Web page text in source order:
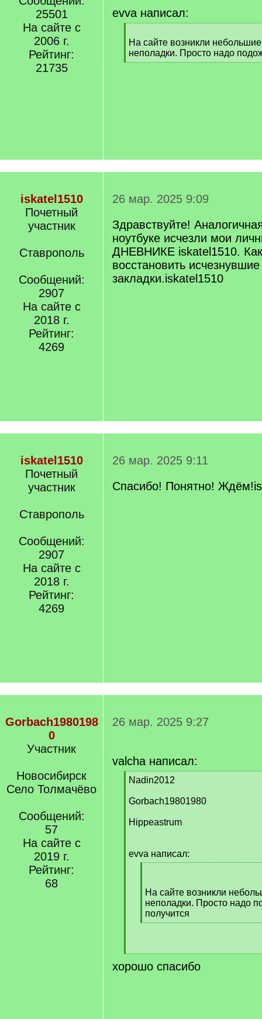
25501
На сайте с
2006 г.
Рейтинг:
21735
evva написал:
q
]
На сайте возникли
неполадки. Просто надо
[
iskatel1510
Почетный
участник
Ставрополь
Сообщений:
2907
На сайте с
2018 г.
Рейтинг:
4269
26 мар. 2025 9:09
Здравствуйте!
ноутбуке исчезли мои
ДНЕВНИКЕ iskatel1510.
восстановить исчезнувшие
закладки.iskatel1510
iskatel1510
Почетный
участник
Ставрополь
Сообщений:
2907
На сайте с
2018 г.
Рейтинг:
4269
26 мар. 2025 9:11
Спасибо! Понятно!
Gorbach1980198
0
Участник
Новосибирск
Село Толмачёво
Сообщений:
57
На сайте с
2019 г.
Рейтинг:
68
26 мар. 2025 9:27
valcha написал:
[
]
Nadin2012
Gorbach19801980
Hippeastrum
evva написал:
]На сайте возникли
неполадки. Просто надо
получится
[
]
[
/
хорошо спасибо